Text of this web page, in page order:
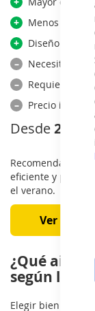
+
Menos ruido,
+
Diseño más
–
Necesitan
–
Requieren
–
Precio inicial
Desde229€
Recomendado si
eficiente y
el verano.
Ver más
¿Qué aire
según los
Elegir bien la